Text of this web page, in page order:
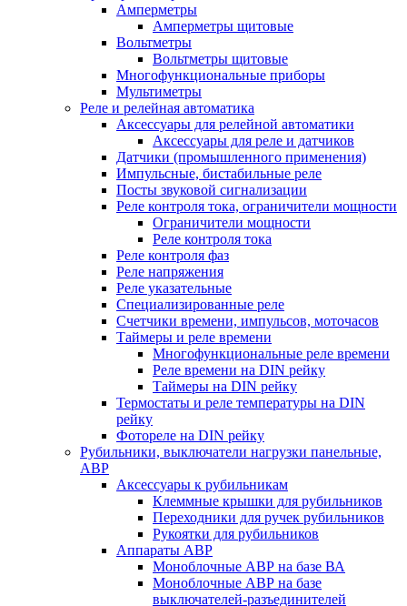
Амперметры
Амперметры щитовые
Вольтметры
Вольтметры щитовые
Многофункциональные приборы
Мультиметры
Реле и релейная автоматика
Аксессуары для релейной автоматики
Аксессуары для реле и датчиков
Датчики (промышленного применения)
Импульсные, бистабильные реле
Посты звуковой сигнализации
Реле контроля тока, ограничители мощности
Ограничители мощности
Реле контроля тока
Реле контроля фаз
Реле напряжения
Реле указательные
Специализированные реле
Счетчики времени, импульсов, моточасов
Таймеры и реле времени
Многофункциональные реле времени
Реле времени на DIN рейку
Таймеры на DIN рейку
Термостаты и реле температуры на DIN
рейку
Фотореле на DIN рейку
Рубильники, выключатели нагрузки панельные,
АВР
Аксессуары к рубильникам
Клеммные крышки для рубильников
Переходники для ручек рубильников
Рукоятки для рубильников
Аппараты АВР
Моноблочные АВР на базе ВА
Моноблочные АВР на базе
выключателей-разъединителей